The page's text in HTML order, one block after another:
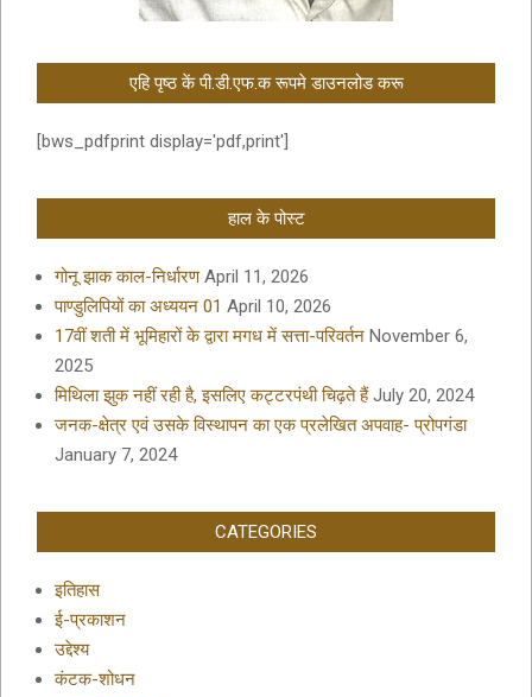
एहि पृष्ठ कें पी.डी.एफ.क रूपमे डाउनलोड करू
[bws_pdfprint display='pdf,print']
हाल के पोस्ट
गोनू झाक काल-निर्धारण April 11, 2026
पाण्डुलिपियों का अध्ययन 01 April 10, 2026
17वीं शती में भूमिहारों के द्वारा मगध में सत्ता-परिवर्तन November 6,
2025
मिथिला झुक नहीं रही है, इसलिए कट्टरपंथी चिढ़ते हैं July 20, 2024
जनक-क्षेत्र एवं उसके विस्थापन का एक प्रलेखित अपवाह- प्रोपगंडा
January 7, 2024
CATEGORIES
इतिहास
ई-प्रकाशन
उद्देश्य
कंटक-शोधन